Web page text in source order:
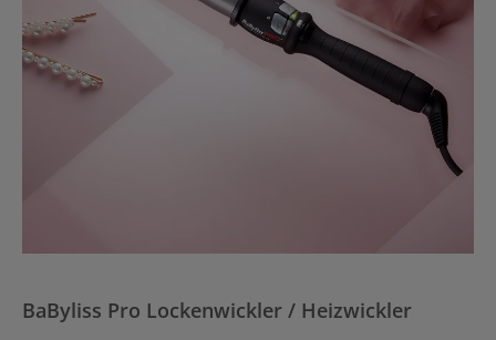
BaByliss Pro Lockenwickler / Heizwickler